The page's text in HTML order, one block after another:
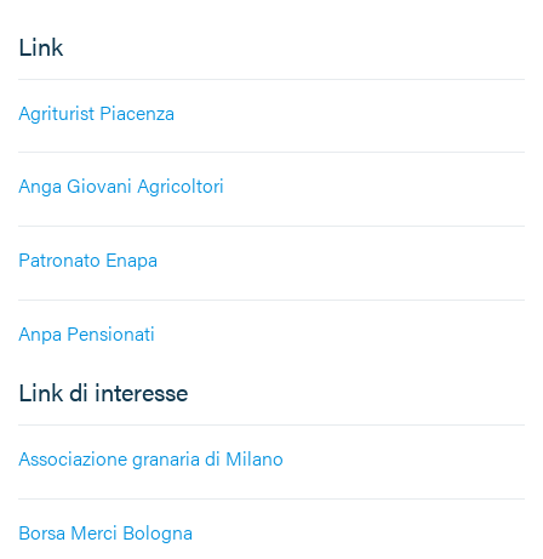
Link
Agriturist Piacenza
Anga Giovani Agricoltori
Patronato Enapa
Anpa Pensionati
Link di interesse
Associazione granaria di Milano
Borsa Merci Bologna